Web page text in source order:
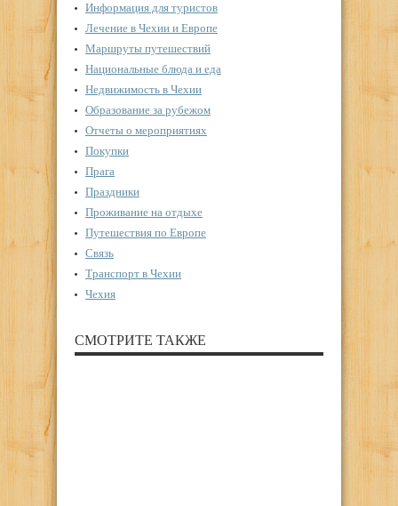
Информация для туристов
Лечение в Чехии и Европе
Маршруты путешествий
Национальные блюда и еда
Недвижимость в Чехии
Образование за рубежом
Отчеты о мероприятиях
Покупки
Прага
Праздники
Проживание на отдыхе
Путешествия по Европе
Связь
Транспорт в Чехии
Чехия
СМОТРИТЕ ТАКЖЕ